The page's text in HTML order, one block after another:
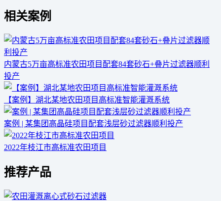
相关案例
内蒙古5万亩高标准农田项目配套84套砂石+叠片过滤器顺利
投产
【案例】湖北某地农田项目高标准智能灌溉系统
案例 | 某集团高晶硅项目配套浅层砂过滤器顺利投产
2022年枝江市高标准农田项目
推荐产品